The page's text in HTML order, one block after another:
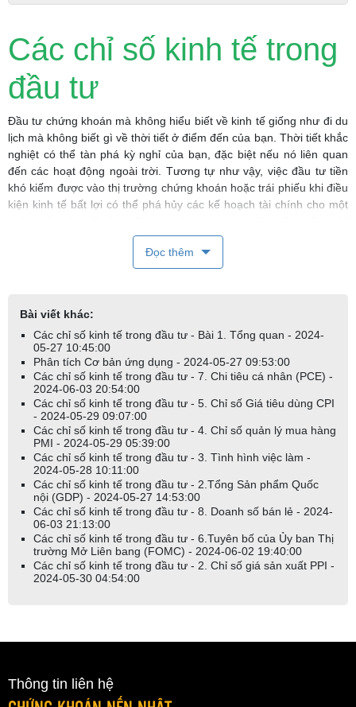
Các chỉ số kinh tế trong
đầu tư
Đầu tư chứng khoán mà không hiểu biết về kinh tế giống như đi du
lịch mà không biết gì về thời tiết ở điểm đến của bạn. Thời tiết khắc
nghiệt có thể tàn phá kỳ nghỉ của bạn, đặc biệt nếu nó liên quan
đến các hoạt động ngoài trời. Tương tự như vậy, việc đầu tư tiền
khó kiếm được vào thị trường chứng khoán hoặc trái phiếu khi điều
kiện kinh tế bất lợi có thể phá hủy các kế hoạch tài chính cho một
Không ai hiểu điều này hơn các ngân hàng đầu tư, nhà môi giới và
dự báo về tình hình kinh tế nói chung, bao gồm dự báo lãi suất, dự
báo tỷ giá hối đoái và ước tính tăng trưởng kinh tế trong và ngoài
nước. Trong vấn đề này, họ đang tuân theo một trong những
nguyên tắc do Benjamin Graham và David Dodd đặt ra trong cuốn
sách kinh thánh năm 1940 dành cho các nhà đầu tư, Phân tích
Chứng Khoán: "Dự báo kinh tế cung cấp nền tảng thiết yếu cho dự
báo thị trường chứng khoán và trái phiếu, ngành và công ty."
Mặc dù vậy, bạn không cần phải quản lý hàng triệu hoặc hàng tỷ
đô la để nghiên cứu tình hình kinh tế và lên kế hoạch chiến lược
đầu tư phù hợp. Bạn có thể lấy được nhiều thông tin tương tự mà
các chuyên gia Phố Wall sử dụng trong phân tích của họ từ các
chuyên mục kinh doanh của các báo, tạp chí và chương trình tin
tức buổi tối trên toàn quốc. Hơn nữa, bạn không cần bằng cấp về
kinh tế hoặc toán học để giải thích thông tin này. Thực tế, nhiều
sinh viên tốt nghiệp các chương trình đó tại các trường đại học
hàng đầu quốc gia cảm thấy hoàn toàn không sẵn sàng cho thế
rộng lớn giữa cáclý thuyếtkinh tế sách giáo khoa rất buồn chán
cách chỉtập trung vào một số chỉ số kinh tế quan trọng
hưởng mạnh
đến thị trường chứng khoán. Hiểu được các chỉ số
Đọc thêm
Bài viết khác:
Các chỉ số kinh tế trong đầu tư - Bài 1. Tổng quan - 2024-
05-27 10:45:00
Phân tích Cơ bản ứng dụng - 2024-05-27 09:53:00
Các chỉ số kinh tế trong đầu tư - 7. Chi tiêu cá nhân (PCE) -
2024-06-03 20:54:00
Các chỉ số kinh tế trong đầu tư - 5. Chỉ số Giá tiêu dùng CPI
- 2024-05-29 09:07:00
Các chỉ số kinh tế trong đầu tư - 4. Chỉ số quản lý mua hàng
PMI - 2024-05-29 05:39:00
Các chỉ số kinh tế trong đầu tư - 3. Tình hình việc làm -
2024-05-28 10:11:00
Các chỉ số kinh tế trong đầu tư - 2.Tổng Sản phẩm Quốc
nội (GDP) - 2024-05-27 14:53:00
Các chỉ số kinh tế trong đầu tư - 8. Doanh số bán lẻ - 2024-
06-03 21:13:00
Các chỉ số kinh tế trong đầu tư - 6.Tuyên bố của Ủy ban Thị
trường Mở Liên bang (FOMC) - 2024-06-02 19:40:00
Các chỉ số kinh tế trong đầu tư - 2. Chỉ số giá sản xuất PPI -
2024-05-30 04:54:00
Thông tin liên hệ